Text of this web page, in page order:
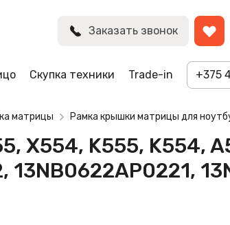
Заказать звонок
Скупка техники Trade-in +375
(13NB0628AP0711,
BYN
матрицы Рамка крышки матрицы для
X554, K555, K554,
13NB0622AP0221,